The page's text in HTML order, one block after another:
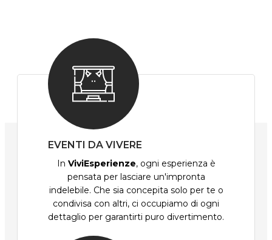
EVENTI DA VIVERE
In ViviEsperienze, ogni esperienza è
pensata per lasciare un'impronta
indelebile. Che sia concepita solo per te o
condivisa con altri, ci occupiamo di ogni
dettaglio per garantirti puro divertimento.